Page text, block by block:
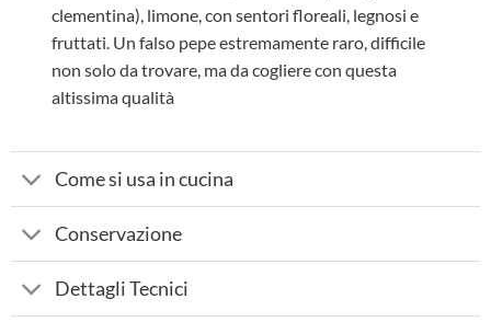
clementina), limone, con sentori floreali, legnosi e
fruttati. Un falso pepe estremamente raro, difficile
non solo da trovare, ma da cogliere con questa
altissima qualità
Come si usa in cucina
Conservazione
Dettagli Tecnici